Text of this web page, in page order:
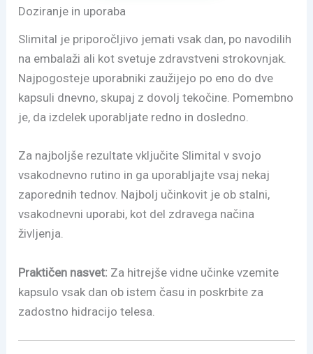
Doziranje in uporaba
Slimital je priporočljivo jemati vsak dan, po navodilih
na embalaži ali kot svetuje zdravstveni strokovnjak.
Najpogosteje uporabniki zaužijejo po eno do dve
kapsuli dnevno, skupaj z dovolj tekočine. Pomembno
je, da izdelek uporabljate redno in dosledno.
Za najboljše rezultate vključite Slimital v svojo
vsakodnevno rutino in ga uporabljajte vsaj nekaj
zaporednih tednov. Najbolj učinkovit je ob stalni,
vsakodnevni uporabi, kot del zdravega načina
življenja.
Praktičen nasvet: Za hitrejše vidne učinke vzemite
kapsulo vsak dan ob istem času in poskrbite za
zadostno hidracijo telesa.